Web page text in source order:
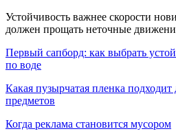
Устойчивость важнее скорости
должен прощать неточные
Первый сапборд: как выбрать
по воде
Какая пузырчатая пленка
предметов
Когда реклама становится мусором